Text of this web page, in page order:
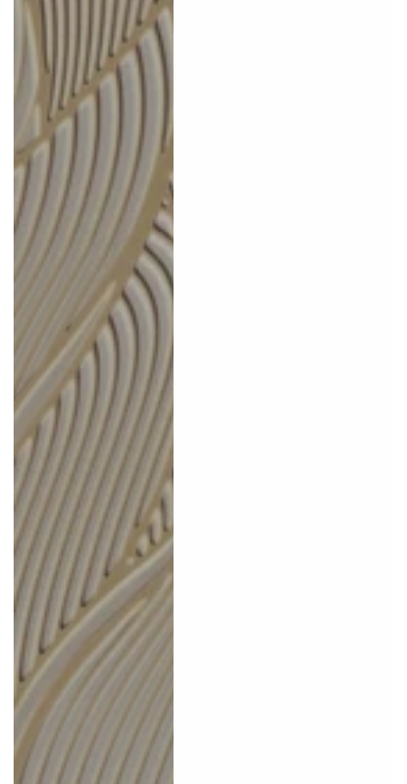
Sei indecisa tra parato e stampa digitale?
Non sai come dimensionare la tua boiserie?
Non sai quale prodotto è più indicato per la pulizia del tuo
Vuoi un consiglio sui colori della tua casa?
CHIEDI A NOI!